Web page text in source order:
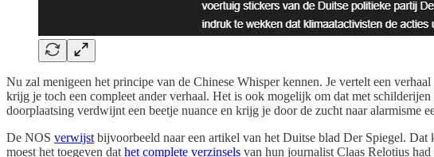
Nu zal menigeen het principe van de Chinese Whisper kennen. Je vertelt een
krijg je toch een compleet ander verhaal. Het is ook mogelijk om dat met
doorplaatsing verdwijnt een beetje nuance en krijg je door de zucht naar alarmisme
De NOS verwijst bijvoorbeeld naar een artikel van het Duitse blad Der Spiegel.
moest het toegeven dat het complete verzinsels van hun journalist Claas Relotius